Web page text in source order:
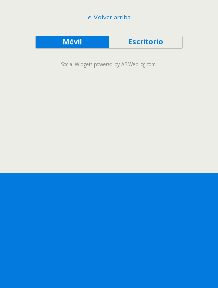
Volver arriba
Móvil Escritorio
Social Widgets powered by AB-WebLog.com.